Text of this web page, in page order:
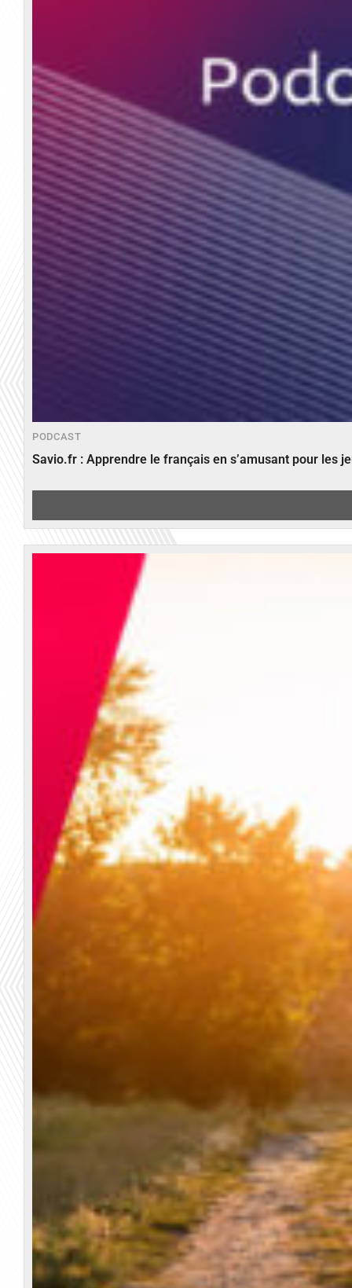
PODCAST
Savio.fr : Apprendre le français en s’amusant pour les